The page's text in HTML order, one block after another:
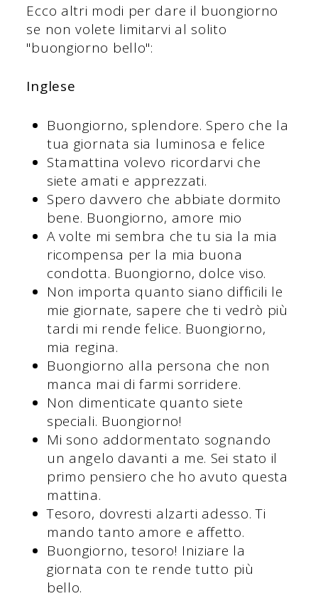
Ecco altri modi per dare il buongiorno
se non volete limitarvi al solito
"buongiorno bello":
Inglese
Buongiorno, splendore. Spero che la
tua giornata sia luminosa e felice
Stamattina volevo ricordarvi che
siete amati e apprezzati.
Spero davvero che abbiate dormito
bene. Buongiorno, amore mio
A volte mi sembra che tu sia la mia
ricompensa per la mia buona
condotta. Buongiorno, dolce viso.
Non importa quanto siano difficili le
mie giornate, sapere che ti vedrò più
tardi mi rende felice. Buongiorno,
mia regina.
Buongiorno alla persona che non
manca mai di farmi sorridere.
Non dimenticate quanto siete
speciali. Buongiorno!
Mi sono addormentato sognando
un angelo davanti a me. Sei stato il
primo pensiero che ho avuto questa
mattina.
Tesoro, dovresti alzarti adesso. Ti
mando tanto amore e affetto.
Buongiorno, tesoro! Iniziare la
giornata con te rende tutto più
bello.